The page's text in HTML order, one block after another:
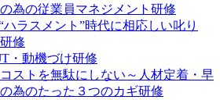
為の従業員マネジメント研修
ハラスメント”時代に相応しい叱り
修
・動機づけ研修
ストを無駄にしない～人材定着・早
為のたった３つのカギ研修